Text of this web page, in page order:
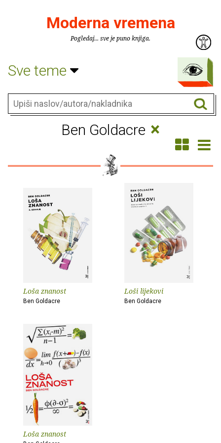
Moderna vremena
Pogledaj... sve je puno knjiga.
Sve teme
Ben Goldacre ×
Loša znanost
Ben Goldacre
Loši lijekovi
Ben Goldacre
Loša znanost